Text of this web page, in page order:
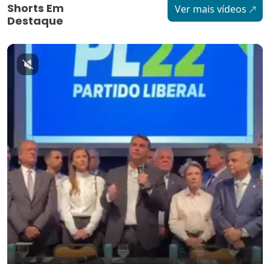
Shorts Em
Destaque
Ver mais vídeos